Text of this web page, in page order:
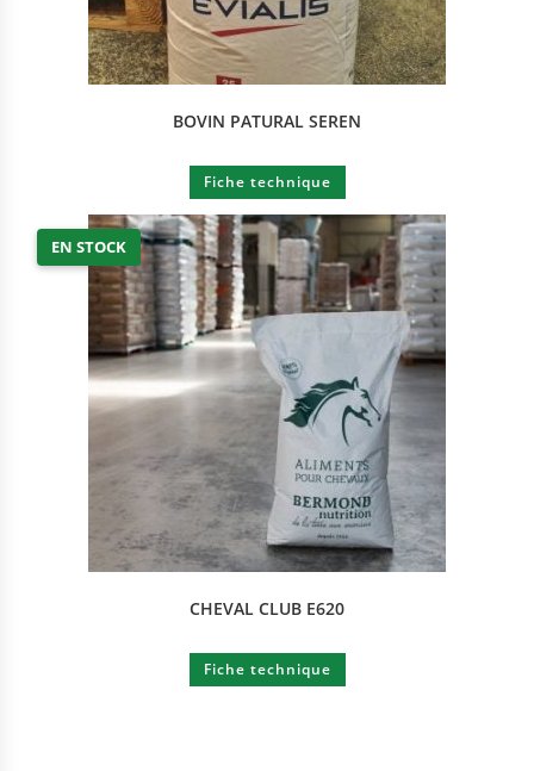
BOVIN PATURAL SEREN
Fiche technique
EN STOCK
CHEVAL CLUB E620
Fiche technique